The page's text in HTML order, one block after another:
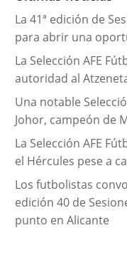
a
s
La 41ª edición de
para abrir una
La Selección AFE
autoridad al
Una notable
Johor, campeón de
La Selección AFE
el Hércules pese a
Los futbolistas
edición 40 de
punto en Alicante